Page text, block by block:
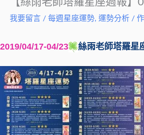
我要留言 / 每週星座運勢, 運勢分析 /
2019/04/17-04/23 絲雨老師塔羅星